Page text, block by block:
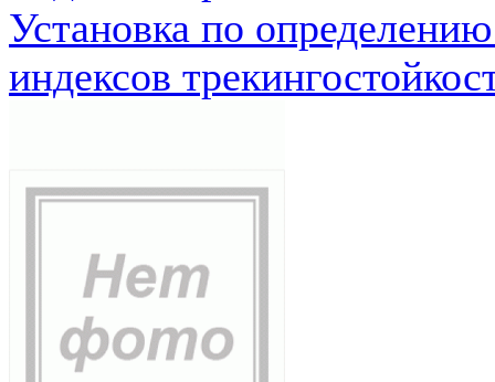
Установка по
индексов